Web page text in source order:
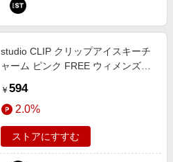
studio CLIP クリップアイスキーチ
ャーム ピンク FREE ウィメンズグ
ST アンドエスティ（旧ドットエス
ティ）
￥ 594
2.0%
ストアにすすむ